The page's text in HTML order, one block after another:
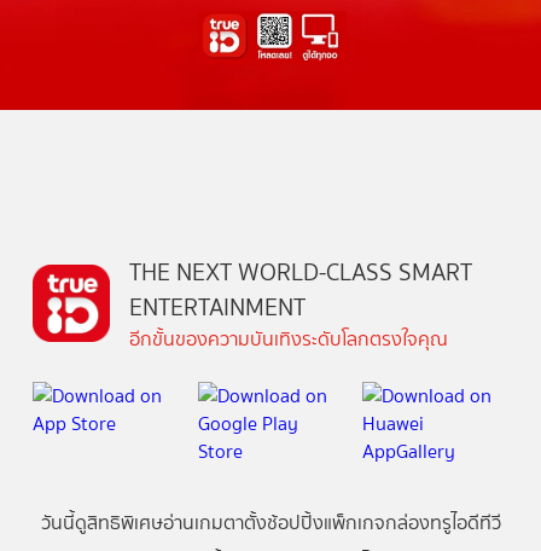
THE NEXT WORLD-CLASS SMART
ENTERTAINMENT
อีกขั้นของความบันเทิงระดับโลกตรงใจคุณ
วันนี้ดูสิทธิพิเศษอ่านเกมตาตั้งช้อปปิ้งแพ็กเกจกล่องทรูไอดีทีวี